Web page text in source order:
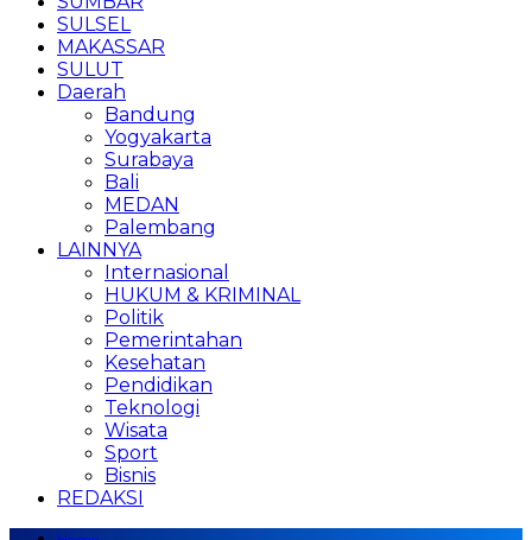
SULSEL
MAKASSAR
SULUT
Daerah
Bandung
Yogyakarta
Surabaya
Bali
MEDAN
Palembang
LAINNYA
Internasional
HUKUM & KRIMINAL
Politik
Pemerintahan
Kesehatan
Pendidikan
Teknologi
Wisata
Sport
Bisnis
REDAKSI